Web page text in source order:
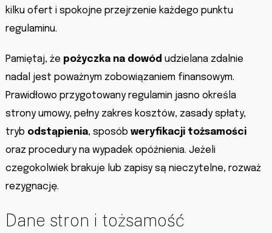
kilku ofert i spokojne przejrzenie każdego punktu
regulaminu.
Pamiętaj, że pożyczka na dowód udzielana zdalnie
nadal jest poważnym zobowiązaniem finansowym.
Prawidłowo przygotowany regulamin jasno określa
strony umowy, pełny zakres kosztów, zasady spłaty,
tryb odstąpienia, sposób weryfikacji tożsamości
oraz procedury na wypadek opóźnienia. Jeżeli
czegokolwiek brakuje lub zapisy są nieczytelne, rozważ
rezygnację.
Dane stron i tożsamość